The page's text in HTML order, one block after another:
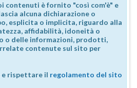
contenuti è fornito "così com'è" e
alcuna dichiarazione o
esplicita o implicita, riguardo alla
affidabilità, idoneità o
o delle informazioni, prodotti,
contenute sul sito per
e rispettare il regolamento del sito